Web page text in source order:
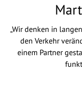
„Wir denken in
den Verkehr
einem Partner